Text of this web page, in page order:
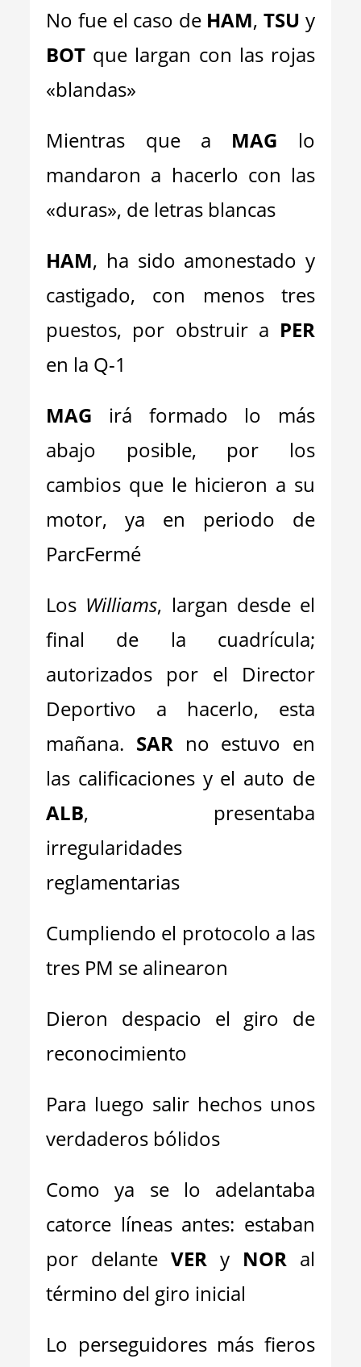
No fue el caso de HAM,TSU y
BOT que largan con las rojas
«blandas»
Mientras que a MAG lo
mandaron a hacerlo con las
«duras», de letras blancas
HAM, ha sido amonestado y
castigado, con menos tres
puestos, por obstruir a PER
en la Q-1
MAG irá formado lo más
abajo posible, por los
cambios que le hicieron a su
motor, ya en periodo de
ParcFermé
Los Williams, largan desde el
final de la cuadrícula;
autorizados por el Director
Deportivo a hacerlo, esta
mañana. SARno estuvo en
las calificaciones y el auto de
ALB, presentaba
irregularidades
reglamentarias
Cumpliendo el protocolo a las
tres PM se alinearon
Dieron despacio el giro de
reconocimiento
Para luego salir hechos unos
verdaderos bólidos
Como ya se lo adelantaba
catorce líneas antes: estaban
por delanteVER y NORal
término del giro inicial
Lo perseguidores más fieros